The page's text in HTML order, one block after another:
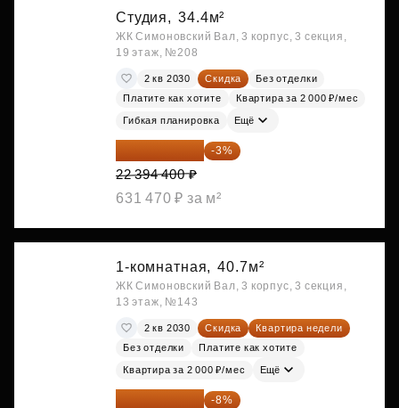
Студия, 34.4м²
ЖК Симоновский Вал, 3 корпус, 3 секция,
19 этаж, №208
2 кв 2030 Скидка
Без отделки
Платите как хотите
Квартира за 2 000 ₽/мес
Гибкая планировка Ещё
21 722 568 ₽ -3%
22 394 400 ₽
631 470 ₽ за м²
1-комнатная, 40.7м²
ЖК Симоновский Вал, 3 корпус, 3 секция,
13 этаж, №143
2 кв 2030 Скидка
Квартира недели
Без отделки
Платите как хотите
Квартира за 2 000 ₽/мес Ещё
21 904 740 ₽ -8%